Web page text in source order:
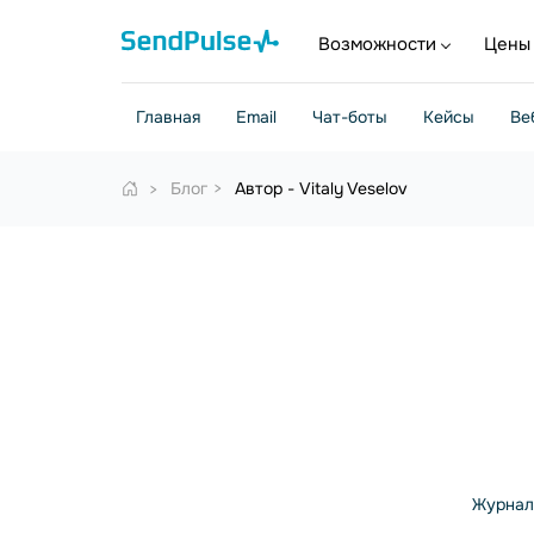
Возможности Цены
Главная Email Чат-боты Кейсы
Блог Автор - Vitaly Veselov